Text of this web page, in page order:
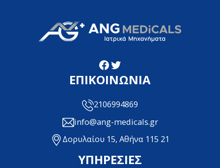
Facebook
Twitter
ΕΠΙΚΟΙΝΩΝΙΑ
2106994869
info@ang-medicals.gr
Δορυλαίου 15, Αθήνα 115 21
ΥΠΗΡΕΣΙΕΣ